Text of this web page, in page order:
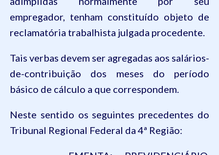
empregador, tenham constituído objeto de
reclamatória trabalhista julgada procedente.
Tais verbas devem ser agregadas aos salários-
de-contribuição dos meses do período
básico de cálculo a que correspondem.
Neste sentido os seguintes precedentes do
Tribunal Regional Federal da 4ª Região: